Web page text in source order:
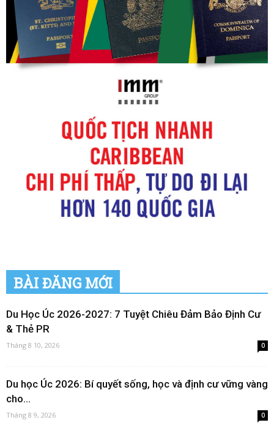
BÀI ĐĂNG MỚI
Du Học Úc 2026-2027: 7 Tuyệt Chiêu Đảm Bảo Định Cư
& Thẻ PR
Tháng 8 10, 2026 0
Du học Úc 2026: Bí quyết sống, học và định cư vững vàng
cho...
Tháng 8 9, 2026 0